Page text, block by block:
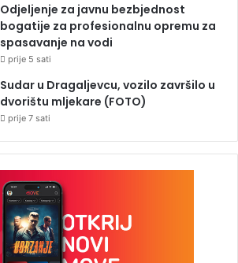
Odjeljenje za javnu bezbjednost
bogatije za profesionalnu opremu za
spasavanje na vodi
prije 5 sati
Sudar u Dragaljevcu, vozilo završilo u
dvorištu mljekare (FOTO)
prije 7 sati